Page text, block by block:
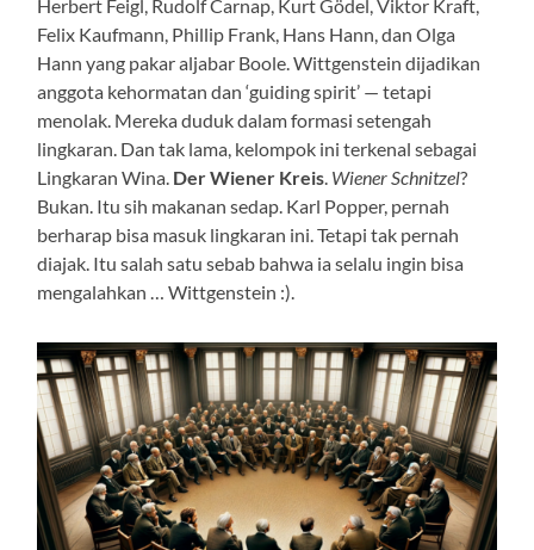
Herbert Feigl, Rudolf Carnap, Kurt Gödel, Viktor Kraft,
Felix Kaufmann, Phillip Frank, Hans Hann, dan Olga
Hann yang pakar aljabar Boole. Wittgenstein dijadikan
anggota kehormatan dan ‘guiding spirit’ — tetapi
menolak. Mereka duduk dalam formasi setengah
lingkaran. Dan tak lama, kelompok ini terkenal sebagai
Lingkaran Wina. Der Wiener Kreis Wiener Schnitzel?
Bukan. Itu sih makanan sedap. Karl Popper, pernah
berharap bisa masuk lingkaran ini. Tetapi tak pernah
diajak. Itu salah satu sebab bahwa ia selalu ingin bisa
mengalahkan … Wittgenstein :).